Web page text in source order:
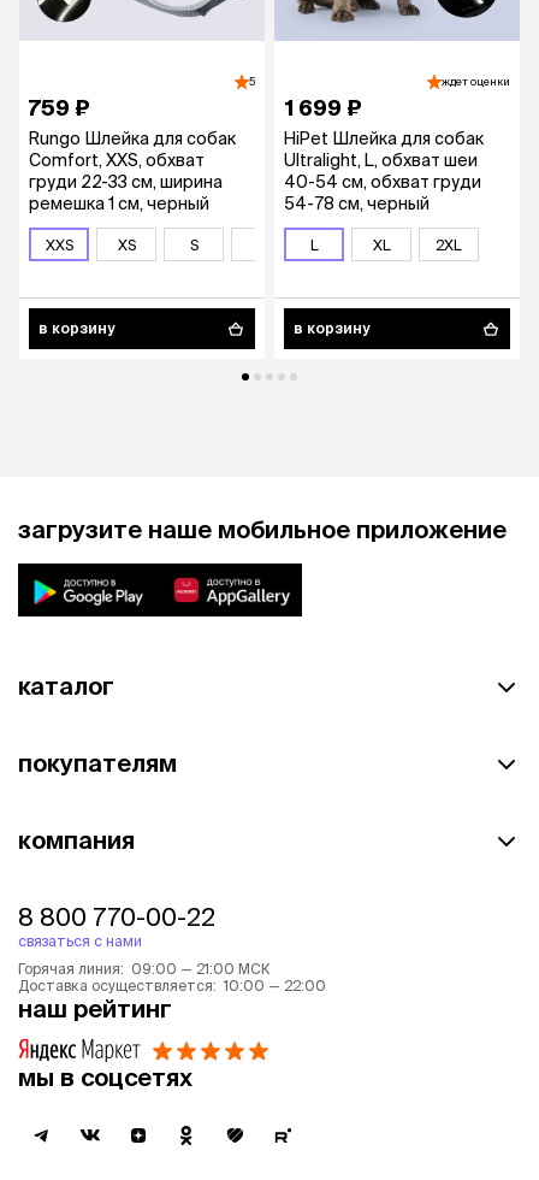
5
759 ₽
Rungo Шлейка для собак
Comfort, XXS, обхват
груди 22-33 см, ширина
ремешка 1 см, черный
XXS XS S
в корзину
ждет оценки
1 699 ₽
HiPet Шлейка для собак
Ultralight, L, обхват шеи
40-54 см, обхват груди
54-78 см, черный
L XL 2XL
в корзину
загрузите наше мобильное приложение
каталог
покупателям
компания
8 800 770-00-22
связаться с нами
Горячая линия: 09:00 — 21:00 МСК
Доставка осуществляется: 10:00 — 22:00
наш рейтинг
мы в соцсетях